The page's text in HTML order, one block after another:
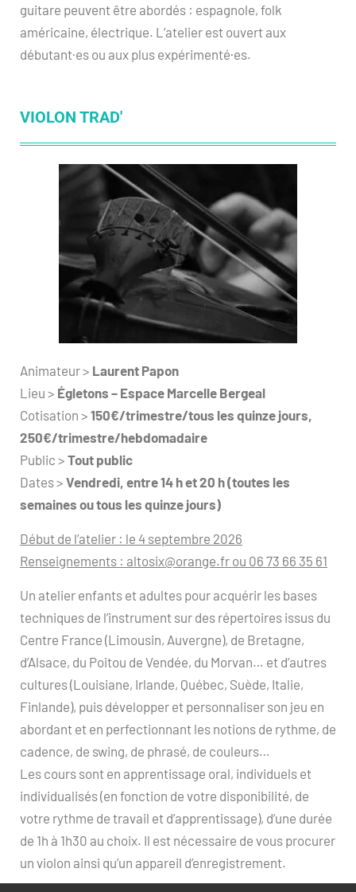
guitare peuvent être abordés : espagnole, folk
américaine, électrique. L’atelier est ouvert aux
débutant·es ou aux plus expérimenté·es.
VIOLON TRAD'
Animateur > Laurent Papon
Lieu > Égletons – Espace Marcelle Bergeal
Cotisation > 150€/trimestre/tous les quinze jours,
250€/trimestre/hebdomadaire
Public > Tout public
Dates > Vendredi, entre 14 h et 20 h (toutes les
semaines ou tous les quinze jours)
Début de l’atelier : le 4 septembre 2026
Renseignements : altosix@orange.fr ou 06 73 66 35 61
Un atelier enfants et adultes pour acquérir les bases
techniques de l’instrument sur des répertoires issus du
Centre France (Limousin, Auvergne), de Bretagne,
d’Alsace, du Poitou de Vendée, du Morvan… et d’autres
cultures (Louisiane, Irlande, Québec, Suède, Italie,
Finlande), puis développer et personnaliser son jeu en
abordant et en perfectionnant les notions de rythme, de
cadence, de swing, de phrasé, de couleurs…
Les cours sont en apprentissage oral, individuels et
individualisés (en fonction de votre disponibilité, de
votre rythme de travail et d’apprentissage), d’une durée
de 1h à 1h30 au choix. Il est nécessaire de vous procurer
un violon ainsi qu’un appareil d’enregistrement.